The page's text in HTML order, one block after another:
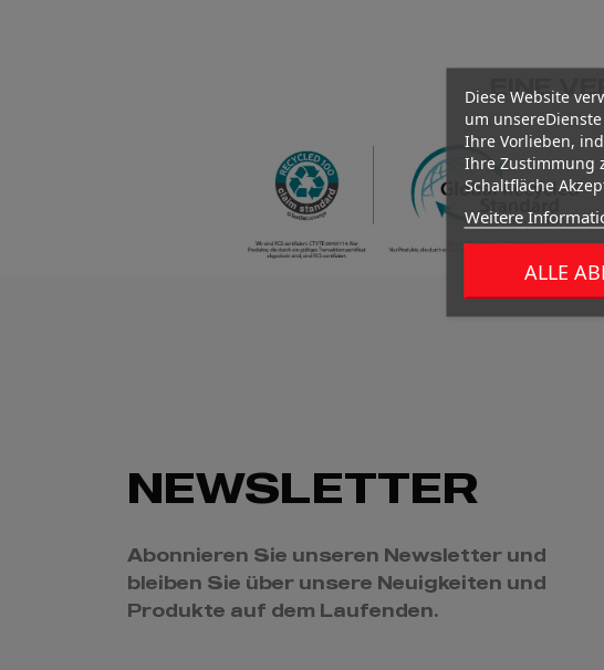
EINE
NEWSLETTER
Abonnieren Sie unseren Newsletter und
bleiben Sie über unsere Neuigkeiten und
Produkte auf dem Laufenden.
Diese Website
um
Ihre Vorlieben,
Ihre Zustimmung
Schaltfläche
Weitere
ALLE